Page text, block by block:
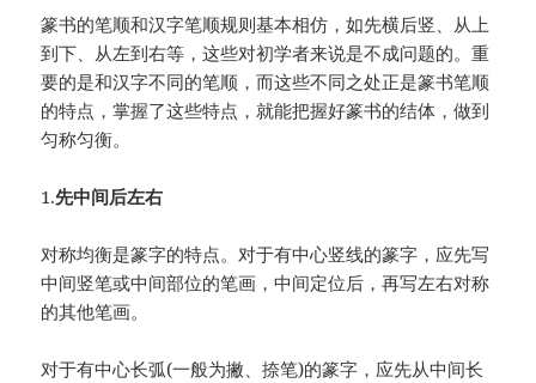
篆书的笔顺和汉字笔顺规则基本相仿，如先横后竖、从上
到下、从左到右等，这些对初学者来说是不成问题的。重
要的是和汉字不同的笔顺，而这些不同之处正是篆书笔顺
的特点，掌握了这些特点，就能把握好篆书的结体，做到
匀称匀衡。
1.先中间后左右
对称均衡是篆字的特点。对于有中心竖线的篆字，应先写
中间竖笔或中间部位的笔画，中间定位后，再写左右对称
的其他笔画。
对于有中心长弧(一般为撇、捺笔)的篆字，应先从中间长